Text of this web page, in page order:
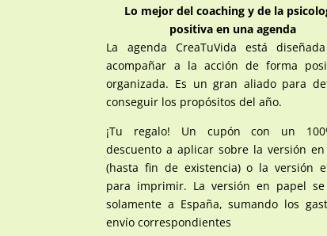
Lo mejor del coaching y de la
positiva en una agenda
La agenda CreaTuVida está
acompañar a la acción de forma
organizada. Es un gran aliado para
conseguir los propósitos del año.
¡Tu regalo! Un cupón con un
descuento a aplicar sobre la versión en
(hasta fin de existencia) o la versión
para imprimir. La versión en papel se
solamente a España, sumando los
envío correspondientes